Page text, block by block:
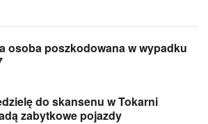
osoba poszkodowana w wypadku
do skansenu w Tokarni
zabytkowe pojazdy